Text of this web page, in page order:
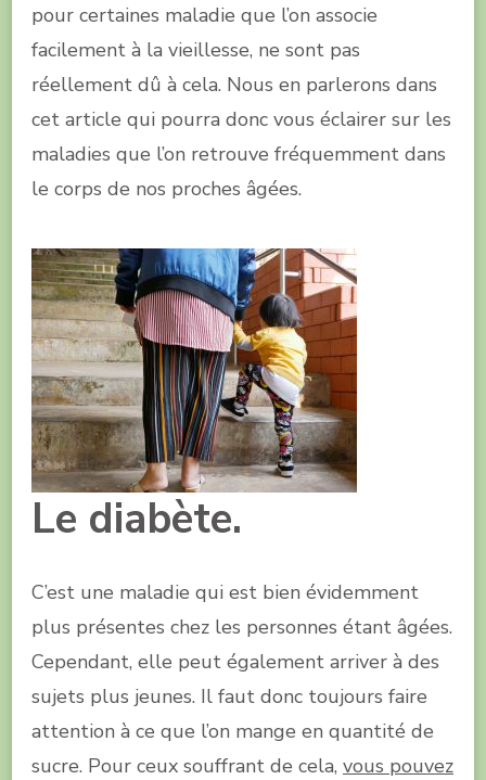
pour certaines maladie que l’on associe
facilement à la vieillesse, ne sont pas
réellement dû à cela. Nous en parlerons dans
cet article qui pourra donc vous éclairer sur les
maladies que l’on retrouve fréquemment dans
le corps de nos proches âgées.
Le diabète.
C’est une maladie qui est bien évidemment
plus présentes chez les personnes étant âgées.
Cependant, elle peut également arriver à des
sujets plus jeunes. Il faut donc toujours faire
attention à ce que l’on mange en quantité de
sucre. Pour ceux souffrant de cela, vous pouvez